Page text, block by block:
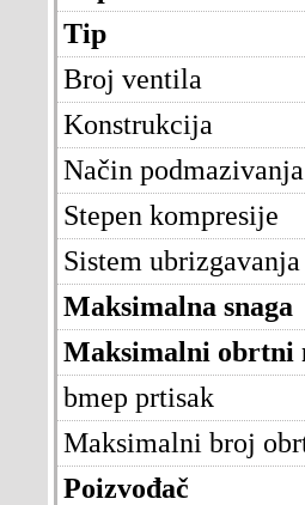
Tip
Broj ventila
Konstrukcija
Način podmazivanja
Stepen kompresije
Sistem ubrizgavanja
Maksimalna snaga
Maksimalni obrtni
bmep prtisak
Maksimalni broj
Poizvođač